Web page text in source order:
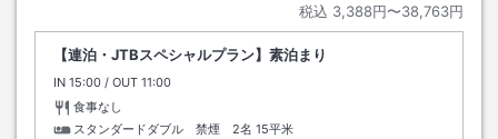
税込 3,388円〜38,763円
【連泊・JTBスペシャルプラン】素泊まり
IN チェックイン
15:00 / OUT チェックアウト
11:00
食事なし
スタンダードダブル 禁煙 2名 15平米